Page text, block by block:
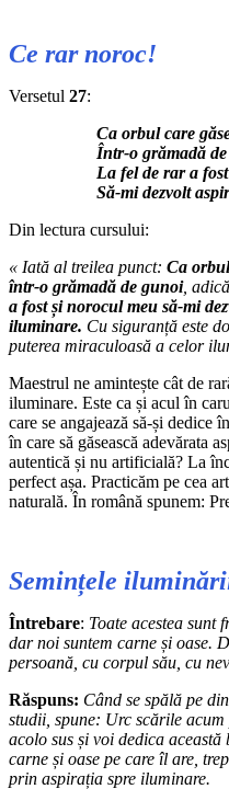
Ce rar noroc!
Versetul 27:
Ca orbul care
Într-o grămadă
La fel de rar a
Să-mi dezvolt
Din lectura cursului:
« Iată al treilea punct: Ca
într-o grămadă de gunoi,
a fost și norocul meu să-mi
iluminare. Cu siguranță este
puterea miraculoasă a celor
Maestrul ne amintește cât de
iluminare. Este ca și acul în
care se angajează să-și dedice
în care să găsească adevărata
autentică și nu artificială? La
perfect așa. Practicăm pe cea
naturală. În română spunem:
Semințele
Întrebare: Toate acestea sunt
dar noi suntem carne și oase.
persoană, cu corpul său, cu
Răspuns: Când se spălă pe
studii, spune: Urc scările acum
acolo sus și voi dedica această
carne și oase pe care îl are,
prin aspirația spre iluminare.